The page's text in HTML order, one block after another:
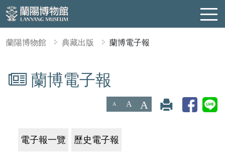
蘭陽博物館 典藏出版 蘭博電子報
蘭博電子報
A A A
電子報一覽 歷史電子報